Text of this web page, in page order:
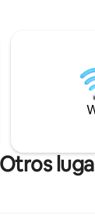
sigue
m. a
las 9
del
el
Otros